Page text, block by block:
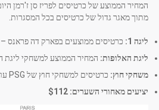
המחיר הממוצע של כרטיסים לפריז סן ז'רמן
מתוך מאגר גדול של כרטיסים בכל המסגרות.
ליגה 1: כרטיסים ממוצעים בפארק דה פראנס –
ליגת האלופות: המחיר הממוצע למשחקי ליגת
משחקי חוץ: כרטיסים למשחקי חוץ של PSG עולים בממוצע
יציעים מאחורי השערים: $112